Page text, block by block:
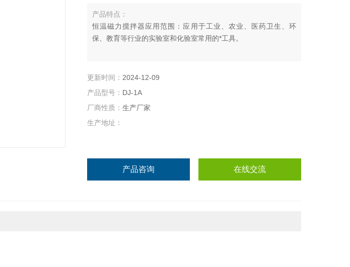
产品特点：
恒温磁力搅拌器应用范围：应用于工业、农业、医药卫生、环
保、教育等行业的实验室和化验室常用的*工具。
更新时间： 2024-12-09
产品型号： DJ-1A
厂商性质： 生产厂家
生产地址：
产品咨询 在线交流